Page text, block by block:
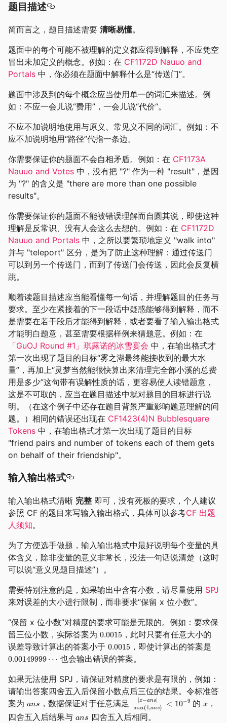
题目描述
简而言之，题目描述需要 清晰易懂。
题面中的每个可能不被理解的定义都应得到解释，不应凭空
冒出未加定义的概念。例如：在 CF1172D Nauuo and
Portals 中，你必须在题面中解释什么是“传送门”。
题面中涉及到的每个概念应当使用单一的词汇来描述。例
如：不应一会儿说“费用”，一会儿说“代价“。
不应不加说明地使用与原义、常见义不同的词汇。例如：不
应不加说明地用“路径”代指一条边。
你需要保证你的题面不会自相矛盾。例如：在 CF1173A
Nauuo and Votes 中，没有把 "?" 作为一种 "result"，是因
为 "?" 的含义是 "there are more than one possible
results"。
你需要保证你的题面不能被错误理解而自圆其说，即使这种
理解是反常识、没有人会这么去想的。例如：在 CF1172D
Nauuo and Portals 中，之所以要繁琐地定义 "walk into"
并与 "teleport" 区分，是为了防止这种理解：通过传送门
可以到另一个传送门，而到了传送门会传送，因此会反复横
跳。
顺着读题目描述应当能看懂每一句话，并理解题目的任务与
要求。至少在紧接着的下一段话中疑惑能够得到解释，而不
是需要在若干段后才能得到解释，或者要看了输入输出格式
才能明白题意，甚至需要根据样例来猜题意。例如：在
「GuOJ Round #1」琪露诺的冰雪宴会 中，在输出格式才
第一次出现了题目的目标“雾之湖最终能接收到的最大水
量”，再加上“灵梦当然能很快算出来清理完全部小溪的总费
用是多少”这句带有误解性质的话，更容易使人读错题意，
这是不可取的，应当在题目描述中就对题目的目标进行说
明。（在这个例子中还存在题目背景严重影响题意理解的问
题。）相同的错误还出现在 CF1423(4)N Bubblesquare
Tokens 中，在输出格式才第一次出现了题目的目标
"friend pairs and number of tokens each of them gets
on behalf of their friendship"。
输入输出格式
输入输出格式清晰 完整 即可，没有死板的要求，个人建议
参照 CF 的题目来写输入输出格式，具体可以参考CF 出题
人须知。
为了方便选手做题，输入输出格式中最好说明每个变量的具
体含义，除非变量的意义非常长，没法一句话说清楚（这时
可以说“意义见题目描述”）。
需要特别注意的是，如果输出中含有小数，请尽量使用 SPJ
来对误差的大小进行限制，而非要求“保留 x 位小数”。
“保留 x 位小数”对精度的要求可能是无限的。例如：要求保
留三位小数，实际答案为
，此时只要有任意大小的
误差导致计算出的答案小于
，即使计算出的答案是
也会输出错误的答案。
如果无法使用 SPJ，请保证对精度的要求是有限的，例如：
请输出答案四舍五入后保留小数点后三位的结果。令标准答
案为
，数据保证对于任意满足 的
，
四舍五入后结果与
四舍五入后相同。